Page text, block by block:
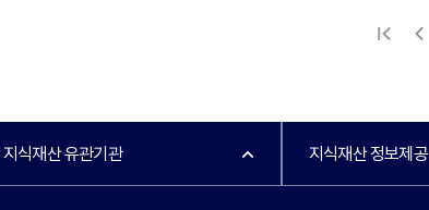
지식재산 유관기관 지식재산 정보제공